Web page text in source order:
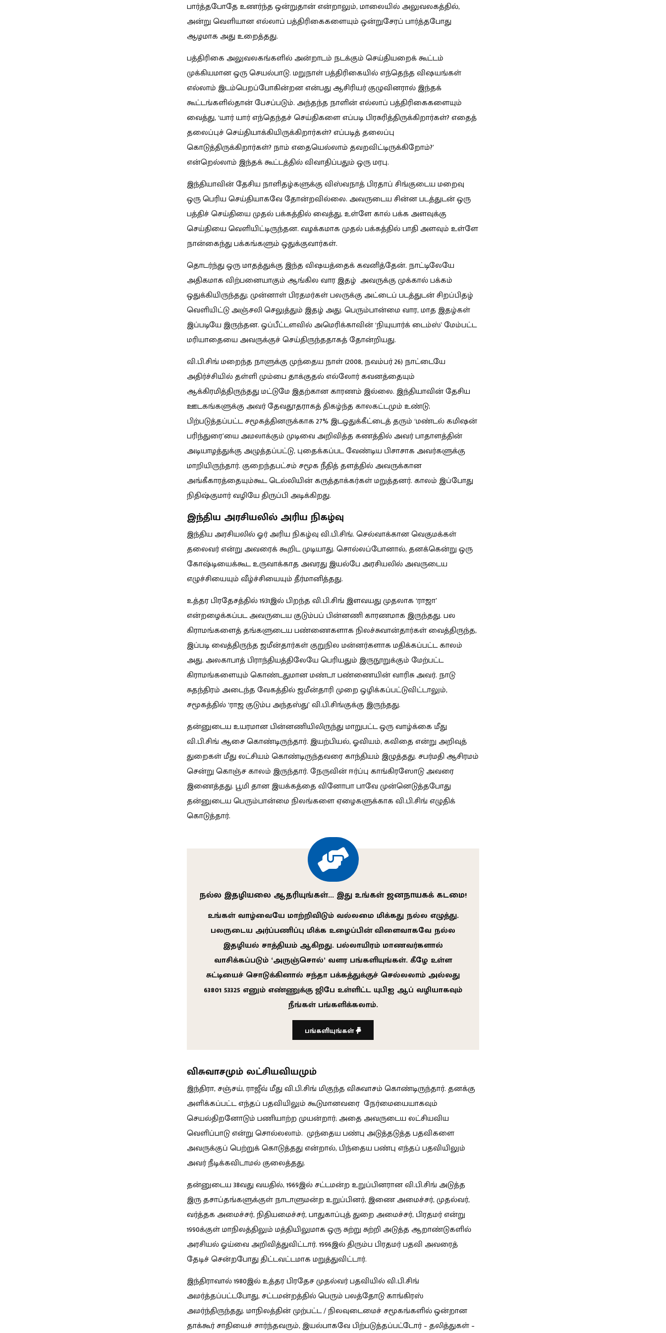
பார்த்தபோதே உணர்ந்த ஒன்றுதான் என்றாலும், மாலையில் அலுவலகத்தில்,
அன்று வெளியான எல்லாப் பத்திரிகைகளையும் ஒன்றுசேரப் பார்த்தபோது
ஆழமாக அது உறைத்தது.
பத்திரிகை அலுவலகங்களில் அன்றாடம் நடக்கும் செய்தியறைக் கூட்டம்
முக்கியமான ஒரு செயல்பாடு. மறுநாள் பத்திரிகையில் எந்தெந்த விஷயங்கள்
எல்லாம் இடம்பெறப்போகின்றன என்பது ஆசிரியர் குழுவினரால் இந்தக்
கூட்டங்களில்தான் பேசப்படும். அந்தந்த நாளின் எல்லாப் பத்திரிகைகளையும்
வைத்து, ‘யார் யார் எந்தெந்தச் செய்திகளை எப்படி பிரசுரித்திருக்கிறார்கள்? எதைத்
தலைப்புச் செய்தியாக்கியிருக்கிறார்கள்? எப்படித் தலைப்பு
கொடுத்திருக்கிறார்கள்? நாம் எதையெல்லாம் தவறவிட்டிருக்கிறோம்?’
என்றெல்லாம் இந்தக் கூட்டத்தில் விவாதிப்பதும் ஒரு மரபு.
இந்தியாவின் தேசிய நாளிதழ்களுக்கு விஸ்வநாத் பிரதாப் சிங்குடைய மறைவு
ஒரு பெரிய செய்தியாகவே தோன்றவில்லை. அவருடைய சின்ன படத்துடன் ஒரு
பத்திச் செய்தியை முதல் பக்கத்தில் வைத்து, உள்ளே கால் பக்க அளவுக்கு
செய்தியை வெளியிட்டிருந்தன. வழக்கமாக முதல் பக்கத்தில் பாதி அளவும் உள்ளே
நான்கைந்து பக்கங்களும் ஒதுக்குவார்கள்.
தொடர்ந்து ஒரு மாதத்துக்கு இந்த விஷயத்தைக் கவனித்தேன். நாட்டிலேயே
அதிகமாக விற்பனையாகும் ஆங்கில வார இதழ் அவருக்கு முக்கால் பக்கம்
ஒதுக்கியிருந்தது; முன்னாள் பிரதமர்கள் பலருக்கு அட்டைப் படத்துடன் சிறப்பிதழ்
வெளியிட்டு அஞ்சலி செலுத்தும் இதழ் அது. பெரும்பான்மை வார, மாத இதழ்கள்
இப்படியே இருந்தன. ஒப்பீட்டளவில் அமெரிக்காவின் ‘நியுயார்க் டைம்ஸ்’ மேம்பட்ட
மரியாதையை அவருக்குச் செய்திருந்ததாகத் தோன்றியது.
வி.பி.சிங் மறைந்த நாளுக்கு முந்தைய நாள் (2008, நவம்பர் 26) நாட்டையே
அதிர்ச்சியில் தள்ளி மும்பை தாக்குதல் எல்லோர் கவனத்தையும்
ஆக்கிரமித்திருந்தது மட்டுமே இதற்கான காரணம் இல்லை. இந்தியாவின் தேசிய
ஊடகங்களுக்கு அவர் தேவதூதராகத் திகழ்ந்த காலகட்டமும் உண்டு;
பிற்படுத்தப்பட்ட சமூகத்தினருக்காக 27% இடஒதுக்கீட்டைத் தரும் ‘மண்டல் கமிஷன்
பரிந்துரை’யை அமலாக்கும் முடிவை அறிவித்த கணத்தில் அவர் பாதாளத்தின்
அடியாழத்துக்கு அழுத்தப்பட்டு, புதைக்கப்பட வேண்டிய பிசாசாக அவர்களுக்கு
மாறியிருந்தார். குறைந்தபட்சம் சமூக நீதித் தளத்தில் அவருக்கான
அங்கீகாரத்தையும்கூட டெல்லியின் கருத்தாக்கர்கள் மறுத்தனர். காலம் இப்போது
நிதிஷ்குமார் வழியே திருப்பி அடிக்கிறது.
இந்திய அரசியலில் அரிய நிகழ்வு
இந்திய அரசியலில் ஓர் அரிய நிகழ்வு வி.பி.சிங். செல்வாக்கான வெகுமக்கள்
தலைவர் என்று அவரைக் கூறிட முடியாது. சொல்லப்போனால், தனக்கென்று ஒரு
கோஷ்டியைக்கூட உருவாக்காத அவரது இயல்பே அரசியலில் அவருடைய
எழுச்சியையும் வீழ்ச்சியையும் தீர்மானித்தது.
உத்தர பிரதேசத்தில் 1931இல் பிறந்த வி.பி.சிங் இளவயது முதலாக ‘ராஜா’
என்றழைக்கப்பட அவருடைய குடும்பப் பின்னணி காரணமாக இருந்தது. பல
கிராமங்களைத் தங்களுடைய பண்ணைகளாக நிலச்சுவான்தார்கள் வைத்திருந்த,
இப்படி வைத்திருந்த ஜமீன்தார்கள் குறுநில மன்னர்களாக மதிக்கப்பட்ட காலம்
அது. அலகாபாத் பிராந்தியத்திலேயே பெரியதும் இருநூறுக்கும் மேற்பட்ட
கிராமங்களையும் கொண்டதுமான மண்டா பண்ணையின் வாரிசு அவர். நாடு
சுதந்திரம் அடைந்த வேகத்தில் ஜமீன்தாரி முறை ஒழிக்கப்பட்டுவிட்டாலும்,
சமூகத்தில் ‘ராஜ குடும்ப அந்தஸ்து’ வி.பி.சிங்குக்கு இருந்தது.
தன்னுடைய உயரமான பின்னணியிலிருந்து மாறுபட்ட ஒரு வாழ்க்கை மீது
வி.பி.சிங் ஆசை கொண்டிருந்தார். இயற்பியல், ஓவியம், கவிதை என்று அறிவுத்
துறைகள் மீது லட்சியம் கொண்டிருந்தவரை காந்தியம் இழுத்தது. சபர்மதி ஆசிரமம்
சென்று கொஞ்ச காலம் இருந்தார். நேருவின் ஈர்ப்பு காங்கிரஸோடு அவரை
இணைத்தது. பூமி தான இயக்கத்தை வினோபா பாவே முன்னெடுத்தபோது
தன்னுடைய பெரும்பான்மை நிலங்களை ஏழைகளுக்காக வி.பி.சிங் எழுதிக்
கொடுத்தார்.
நல்ல இதழியலை ஆதரியுங்கள்… இது உங்கள் ஜனநாயகக் கடமை!
உங்கள் வாழ்வையே மாற்றிவிடும் வல்லமை மிக்கது நல்ல எழுத்து.
பலருடைய அர்ப்பணிப்பு மிக்க உழைப்பின் விளைவாகவே நல்ல
இதழியல் சாத்தியம் ஆகிறது. பல்லாயிரம் மாணவர்களால்
வாசிக்கப்படும் ‘அருஞ்சொல்’ வளர பங்களியுங்கள். கீழே உள்ள
சுட்டியைச் சொடுக்கினால் சந்தா பக்கத்துக்குச் செல்லலாம் அல்லது
63801 53325 எனும் எண்ணுக்கு ஜிபே உள்ளிட்ட யுபிஐ ஆப் வழியாகவும்
நீங்கள் பங்களிக்கலாம்.
பங்களியுங்கள்
விசுவாசமும் லட்சியவியமும்
இந்திரா, சஞ்சய், ராஜீவ் மீது வி.பி.சிங் மிகுந்த விசுவாசம் கொண்டிருந்தார். தனக்கு
அளிக்கப்பட்ட எந்தப் பதவியிலும் கூடுமானவரை நேர்மையையாகவும்
செயல்திறனோடும் பணியாற்ற முயன்றார்; அதை அவருடைய லட்சியவிய
வெளிப்பாடு என்று சொல்லலாம். முந்தைய பண்பு அடுத்தடுத்த பதவிகளை
அவருக்குப் பெற்றுக் கொடுத்தது என்றால், பிந்தைய பண்பு எந்தப் பதவியிலும்
அவர் நீடிக்கவிடாமல் குலைத்தது.
தன்னுடைய 38வது வயதில்,1969இல்சட்டமன்ற உறுப்பினரான வி.பி.சிங்அடுத்த
இரு தசாப்தங்களுக்குள் நாடாளுமன்ற உறுப்பினர், இணை அமைச்சர், முதல்வர்,
வர்த்தக அமைச்சர், நிதியமைச்சர், பாதுகாப்புத் துறை அமைச்சர், பிரதமர் என்று
1990க்குள் மாநிலத்திலும் மத்தியிலுமாக ஒரு சுற்று சுற்றி அடுத்த ஆறாண்டுகளில்
அரசியல் ஓய்வை அறிவித்துவிட்டார். 1996இல் திரும்ப பிரதமர் பதவி அவரைத்
தேடிச் சென்றபோது திட்டவட்டமாக மறுத்துவிட்டார்.
இந்திராவால் 1980இல் உத்தர பிரதேச முதல்வர் பதவியில் வி.பி.சிங்
அமர்த்தப்பட்டபோது, சட்டமன்றத்தில் பெரும் பலத்தோடு காங்கிரஸ்
அமர்ந்திருந்தது. மாநிலத்தின் முற்பட்ட / நிலவுடைமைச் சமூகங்களில் ஒன்றான
தாக்கூர் சாதியைச் சார்ந்தவரும், இயல்பாகவே பிற்படுத்தப்பட்டோர் – தலித்துகள் –